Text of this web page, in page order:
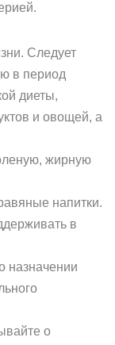
Следует
в период
диеты,
и овощей, а
жирную
напитки.
в
назначении
о